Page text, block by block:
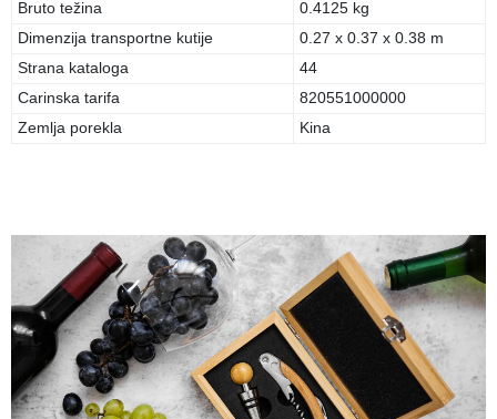
Bruto težina
0.4125 kg
Dimenzija transportne kutije
0.27 x 0.37 x 0.38 m
Strana kataloga
44
Carinska tarifa
820551000000
Zemlja porekla
Kina